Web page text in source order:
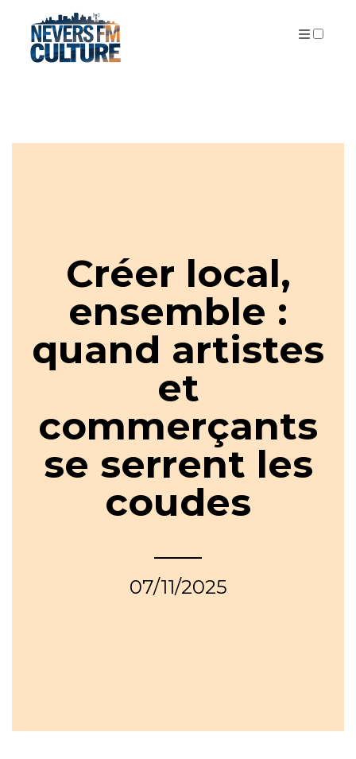
Créer local,
ensemble :
quand artistes
et
commerçants
se serrent les
coudes
07/11/2025